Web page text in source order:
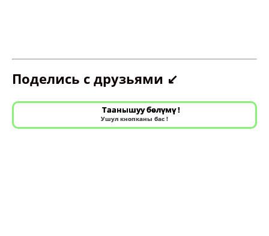
Поделись с друзьями ↙️
Таанышуу бөлүмү !
Ушул кнопканы бас !